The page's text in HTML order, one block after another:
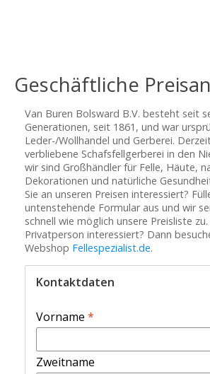
Geschäftliche
Van Buren Bolsward B.V. besteht seit
Generationen, seit 1861, und war
Leder-/Wollhandel und Gerberei.
verbliebene Schafsfellgerberei in den
wir sind Großhändler für Felle, Häute,
Dekorationen und natürliche
Sie an unseren Preisen interessiert?
untenstehende Formular aus und wir
schnell wie möglich unsere Preisliste zu.
Privatperson interessiert? Dann
Webshop Fellespezialist.de.
Kontaktdaten
Vorname *
Zweitname